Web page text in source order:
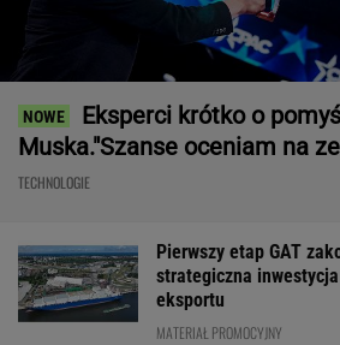
Eksperci krótko o
Muska."Szanse oceniam na
TECHNOLOGIE
Pierwszy etap GAT
strategiczna
eksportu
MATERIAŁ PROMOCYJNY